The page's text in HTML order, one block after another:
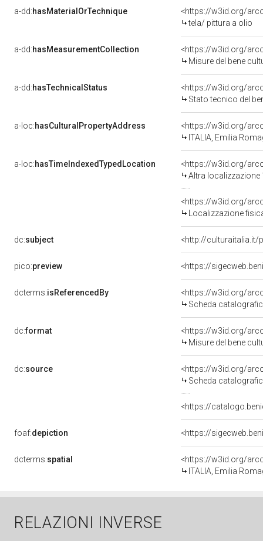
a-dd:hasMaterialOrTechnique
<https://w3id.org/
tela/ pittura a olio
a-dd:hasMeasurementCollection
<https://w3id.org/
Misure del bene
a-dd:hasTechnicalStatus
<https://w3id.org/
Stato tecnico del
a-loc:hasCulturalPropertyAddress
<https://w3id.org/
ITALIA, Emilia
a-loc:hasTimeIndexedTypedLocation
<https://w3id.org/
Altra localizzazione
<https://w3id.org/
Localizzazione
dc:subject <http://culturaitalia.it/
pico:preview <https://
dcterms:isReferencedBy
<https://w3id.org/
Scheda
dc:format
<https://w3id.org/
Misure del bene
dc:source
<https://w3id.org/
Scheda
<https://
foaf:depiction <https://
dcterms:spatial
<https://w3id.org/
ITALIA, Emilia
RELAZIONI INVERSE